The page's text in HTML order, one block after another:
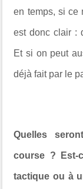
en temps, si ce
est donc clair :
Et si on peut
déjà fait par le
Quelles
course ? Est-
tactique ou à